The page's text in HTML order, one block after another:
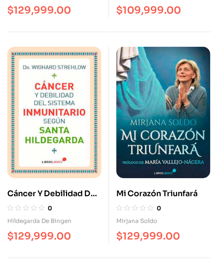
$129,999.00
Superar La Depresión
$109,999.00
Cáncer Y Debilidad Del
Sistema Inmunitario
Según Santa
0
Hildegarda De Bingen
$129,999.00
Mi Corazón Triunfará
0
Mirjana Soldo
$129,999.00